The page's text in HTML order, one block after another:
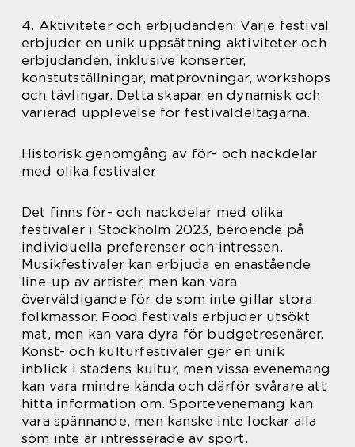
4. Aktiviteter och erbjudanden: Varje festival
erbjuder en unik uppsättning aktiviteter och
erbjudanden, inklusive konserter,
konstutställningar, matprovningar, workshops
och tävlingar. Detta skapar en dynamisk och
varierad upplevelse för festivaldeltagarna.
Historisk genomgång av för- och nackdelar
med olika festivaler
Det finns för- och nackdelar med olika
festivaler i Stockholm 2023, beroende på
individuella preferenser och intressen.
Musikfestivaler kan erbjuda en enastående
line-up av artister, men kan vara
överväldigande för de som inte gillar stora
folkmassor. Food festivals erbjuder utsökt
mat, men kan vara dyra för budgetresenärer.
Konst- och kulturfestivaler ger en unik
inblick i stadens kultur, men vissa evenemang
kan vara mindre kända och därför svårare att
hitta information om. Sportevenemang kan
vara spännande, men kanske inte lockar alla
som inte är intresserade av sport.